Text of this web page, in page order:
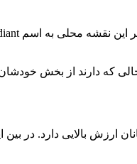
که دارند از بخش خودشان
ارزش بالایی دارد. در